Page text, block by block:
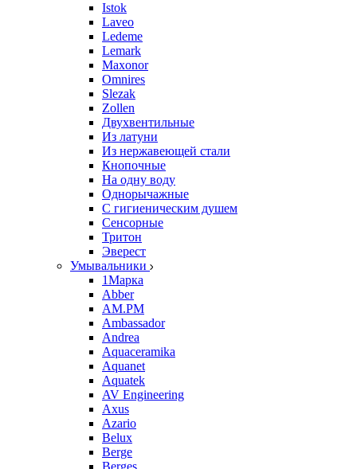
Istok
Laveo
Ledeme
Lemark
Maxonor
Omnires
Slezak
Zollen
Двухвентильные
Из латуни
Из нержавеющей стали
Кнопочные
На одну воду
Однорычажные
С гигиеническим душем
Сенсорные
Тритон
Эверест
Умывальники
1Марка
Abber
AM.PM
Ambassador
Andrea
Aquaceramika
Aquanet
Aquatek
AV Engineering
Axus
Azario
Belux
Berge
Berges